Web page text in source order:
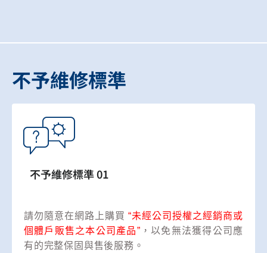
不予維修標準
不予維修標準 01
請勿隨意在網路上購買“未經公司授權之經銷商或
個體戶販售之本公司產品” ，以免無法獲得公司應
有的完整保固與售後服務。